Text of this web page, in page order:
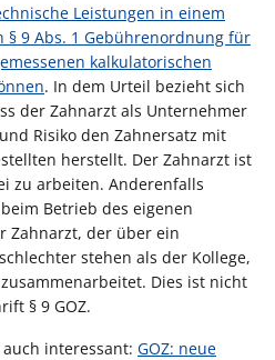
Leistungen in einem
§ 9 Abs. 1 Gebührenordnung für
kalkulatorischen
. In dem Urteil bezieht sich
der Zahnarzt als Unternehmer
Risiko den Zahnersatz mit
herstellt. Der Zahnarzt ist
zu arbeiten. Anderenfalls
Betrieb des eigenen
Zahnarzt, der über ein
stehen als der Kollege,
Dies ist nicht
§ 9 GOZ.
interessant: GOZ: neue